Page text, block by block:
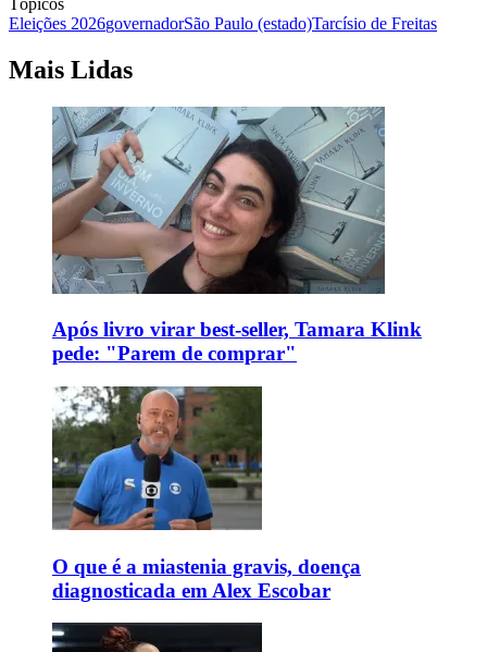
Eleições 2026governadorSão Paulo (estado)Tarcísio de Freitas
Mais Lidas
Após livro virar best-seller, Tamara Klink
pede: "Parem de comprar"
O que é a miastenia gravis, doença
diagnosticada em Alex Escobar